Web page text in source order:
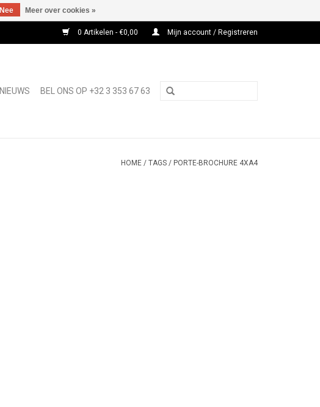
0 Artikelen - €0,00 Mijn account / Registreren
NIEUWS BEL ONS OP +32 3 353 67 63
HOME / TAGS / PORTE-BROCHURE 4XA4
Nee Meer over cookies »